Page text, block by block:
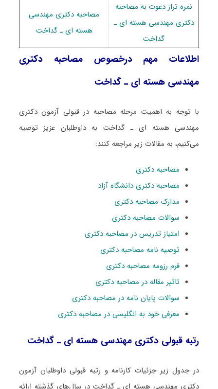
نمره تراز دعوت به مصاحبه
دکتری مهندسی هسته ای ـ
ﮔﺪاﺧﺖ
مصاحبه دکتری مهندسی
هسته ای ـ ﮔﺪاﺧﺖ
اطلاعات مهم درخصوص مصاحبه دکتری
مهندسی هسته ای ـ ﮔﺪاﺧﺖ
با توجه به اهمیت مرحله مصاحبه در قبولی آزمون دکتری
مهندسی هسته ای ـ ﮔﺪاﺧﺖ به داوطلبان عزیز توصیه
می‌کنیم، به مقالات زیر مراجعه کنند:
مصاحبه دکتری
مصاحبه دکتری دانشگاه آزاد
مدارک مصاحبه دکتری
سوالات مصاحبه دکتری
امتیاز تدریس در مصاحبه دکتری
توصیه نامه مصاحبه دکتری
فرم رزومه مصاحبه دکتری
تاثیر مقاله در مصاحبه دکتری
سوالات پایان نامه در مصاحبه دکتری
معرفی خود به انگلیسی در مصاحبه دکتری
رتبه قبولی دکتری مهندسی هسته ای ـ ﮔﺪاﺧﺖ
در جدول زیر جزئیات کارنامه و رتبه قبولی داوطلبان آزمون
دکتری مهندسی هسته ای ـ ﮔﺪاﺧﺖ در سال‌های گذشته ارائه